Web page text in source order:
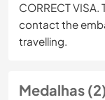
CORRECT
contact the
travelling.
Medalhas